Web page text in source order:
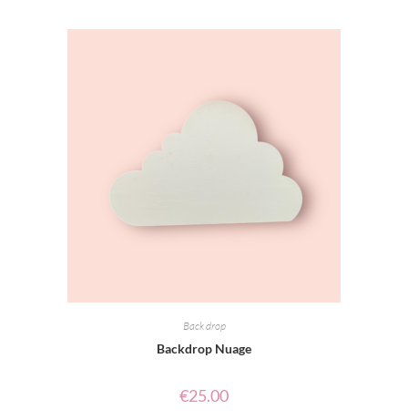
Back drop
Backdrop Nuage
€25.00